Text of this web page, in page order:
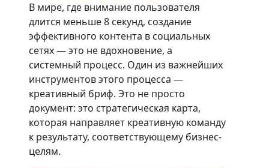
В мире, где внимание пользователя
длится меньше 8 секунд, создание
эффективного контента в социальных
сетях — это не вдохновение, а
системный процесс. Один из важнейших
инструментов этого процесса —
креативный бриф. Это не просто
документ: это стратегическая карта,
которая направляет креативную команду
к результату, соответствующему бизнес-
целям.